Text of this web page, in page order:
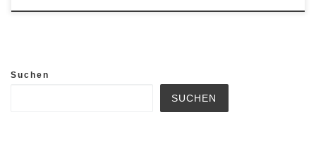
Suchen
SUCHEN